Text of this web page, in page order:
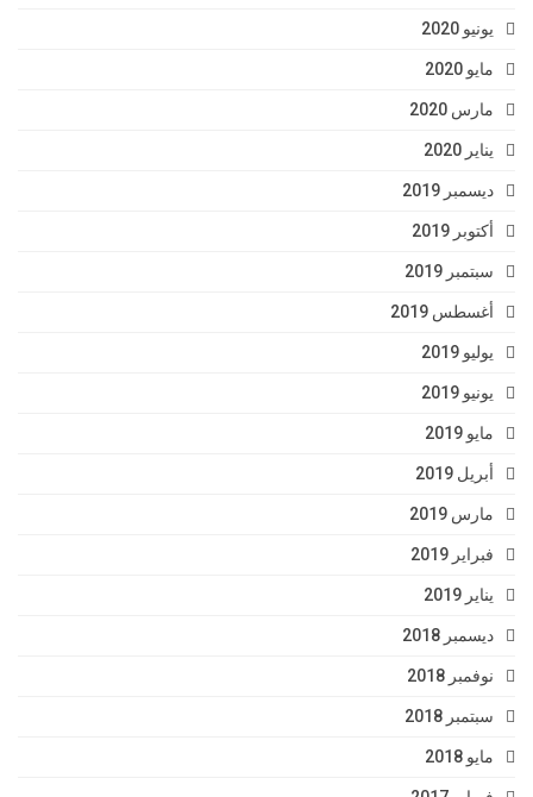
يونيو 2020
مايو 2020
مارس 2020
يناير 2020
ديسمبر 2019
أكتوبر 2019
سبتمبر 2019
أغسطس 2019
يوليو 2019
يونيو 2019
مايو 2019
أبريل 2019
مارس 2019
فبراير 2019
يناير 2019
ديسمبر 2018
نوفمبر 2018
سبتمبر 2018
مايو 2018